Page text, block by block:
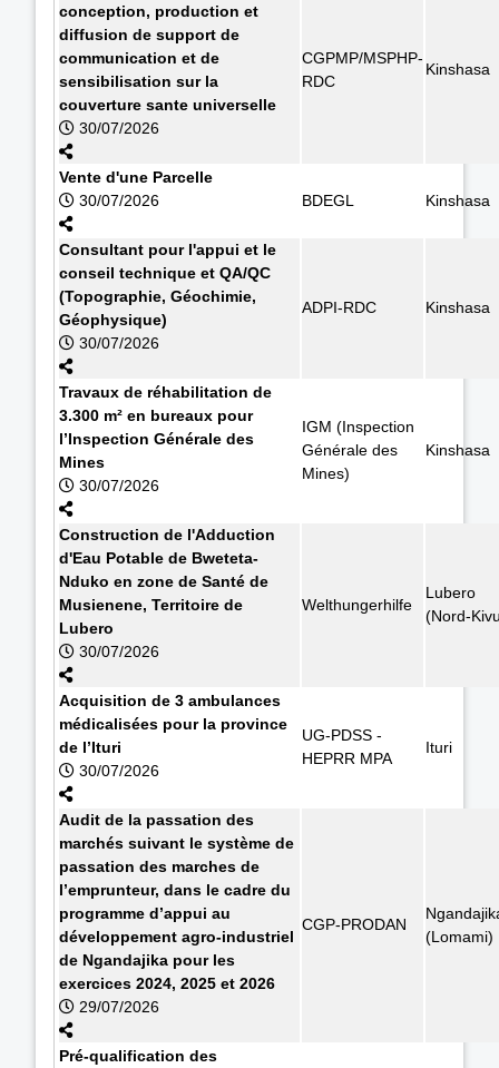
conception, production et
diffusion de support de
communication et de
sensibilisation sur la
couverture sante universelle
30/07/2026
CGPMP/MSPHP-
RDC
Kinshasa
Vente d'une Parcelle
30/07/2026
BDEGL Kinshasa
Consultant pour l'appui et le
conseil technique et QA/QC
(Topographie, Géochimie,
Géophysique)
30/07/2026
ADPI-RDC Kinshasa
Travaux de réhabilitation de
3.300 m² en bureaux pour
l’Inspection Générale des
Mines
30/07/2026
IGM (Inspection
Générale des
Mines)
Kinshasa
Construction de l'Adduction
d'Eau Potable de Bweteta-
Nduko en zone de Santé de
Musienene, Territoire de
Lubero
30/07/2026
Welthungerhilfe
Lubero
(Nord-
Acquisition de 3 ambulances
médicalisées pour la province
de l’Ituri
30/07/2026
UG-PDSS -
HEPRR MPA
Ituri
Audit de la passation des
marchés suivant le système de
passation des marches de
l’emprunteur, dans le cadre du
programme d’appui au
développement agro-industriel
de Ngandajika pour les
exercices 2024, 2025 et 2026
29/07/2026
CGP-PRODAN
(Lomami)
Pré-qualification des